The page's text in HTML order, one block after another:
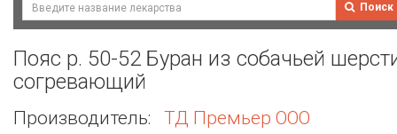
Поиск
Пояс р. 50-52 Буран из собачьей
согревающий
Производитель: ТД Премьер ООО